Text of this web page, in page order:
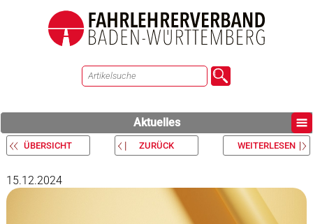
Aktuelles
ÜBERSICHT ZURÜCK WEITERLESEN
15.12.2024